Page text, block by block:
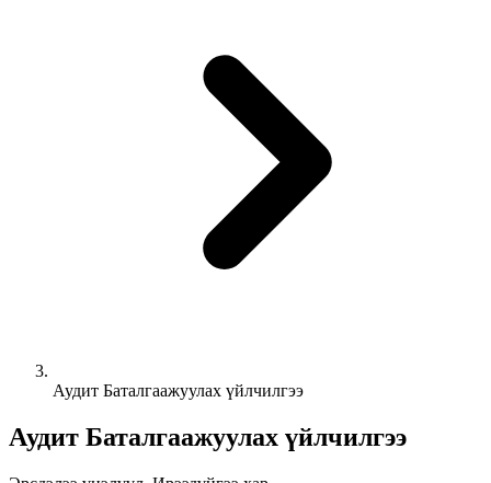
Аудит Баталгаажуулах үйлчилгээ
Аудит Баталгаажуулах үйлчилгээ